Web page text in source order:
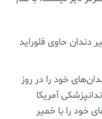
دندان حاوی فلوراید
خود را در روز
آمریکا
خود را با خمیر